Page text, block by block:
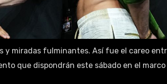
y miradas fulminantes. Así fue el careo
que dispondrán este sábado en el marco